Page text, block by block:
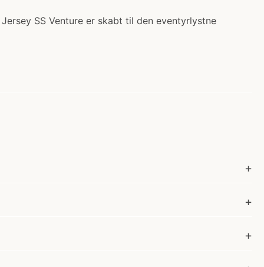
SS Venture er skabt til den eventyrlystne